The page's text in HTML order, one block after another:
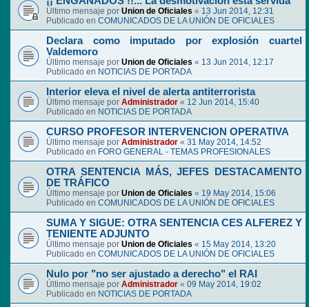
Último mensaje por Union de Oficiales « 13 Jun 2014, 12:31
Publicado en COMUNICADOS DE LA UNIÓN DE OFICIALES
Declara como imputado por explosión cuartel
Valdemoro
Último mensaje por Union de Oficiales « 13 Jun 2014, 12:17
Publicado en NOTICIAS DE PORTADA
Interior eleva el nivel de alerta antiterrorista
Último mensaje por Administrador « 12 Jun 2014, 15:40
Publicado en NOTICIAS DE PORTADA
CURSO PROFESOR INTERVENCION OPERATIVA
Último mensaje por Administrador « 31 May 2014, 14:52
Publicado en FORO GENERAL - TEMAS PROFESIONALES
OTRA SENTENCIA MÁS, JEFES DESTACAMENTO
DE TRÁFICO
Último mensaje por Union de Oficiales « 19 May 2014, 15:06
Publicado en COMUNICADOS DE LA UNIÓN DE OFICIALES
SUMA Y SIGUE: OTRA SENTENCIA CES ALFEREZ Y
TENIENTE ADJUNTO
Último mensaje por Union de Oficiales « 15 May 2014, 13:20
Publicado en COMUNICADOS DE LA UNIÓN DE OFICIALES
Nulo por "no ser ajustado a derecho" el RAI
Último mensaje por Administrador « 09 May 2014, 19:02
Publicado en NOTICIAS DE PORTADA